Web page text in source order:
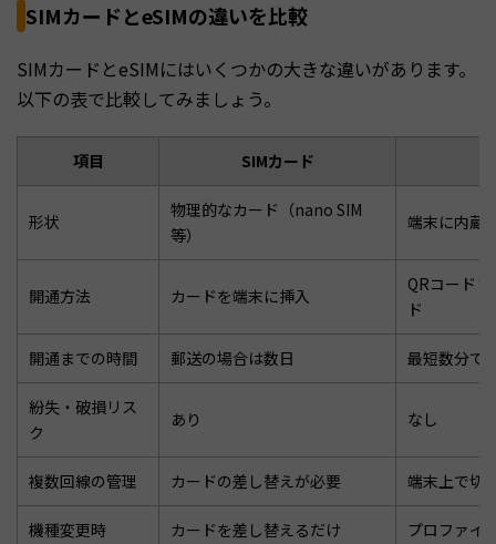
SIMカードとeSIMの違いを比較
SIMカードとeSIMにはいくつかの大きな違いがあります。
以下の表で比較してみましょう。
項目 SIMカード
形状
物理的なカード（nano SIM
等）
端末に内蔵
開通方法 カードを端末に挿入
QRコード
ド
開通までの時間 郵送の場合は数日 最短数分で
紛失・破損リス
ク
あり なし
複数回線の管理 カードの差し替えが必要 端末上で切
機種変更時 カードを差し替えるだけ プロファイ